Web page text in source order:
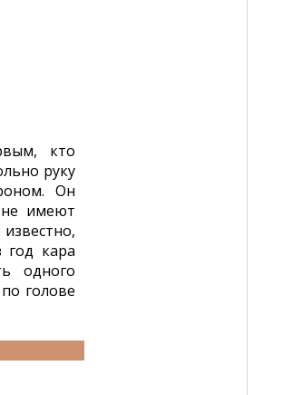
кто
руку
Он
имеют
год кара
одного
голове